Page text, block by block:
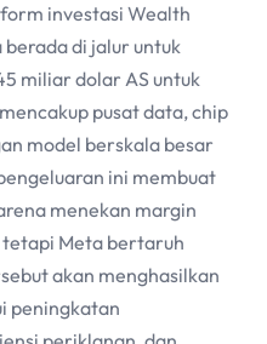
investasi Wealth
di jalur untuk
miliar dolar AS untuk
pusat data, chip
model berskala besar
ini membuat
menekan margin
tetapi Meta bertaruh
akan menghasilkan
peningkatan